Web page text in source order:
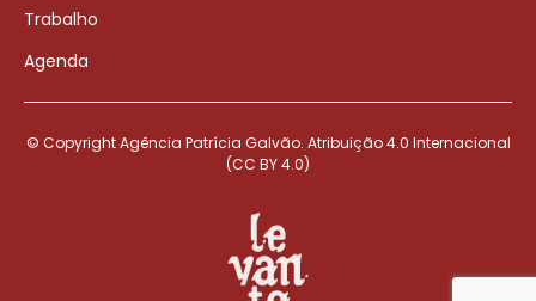
Trabalho
Agenda
© Copyright Agência Patrícia Galvão. Atribuição 4.0 Internacional
(CC BY 4.0)